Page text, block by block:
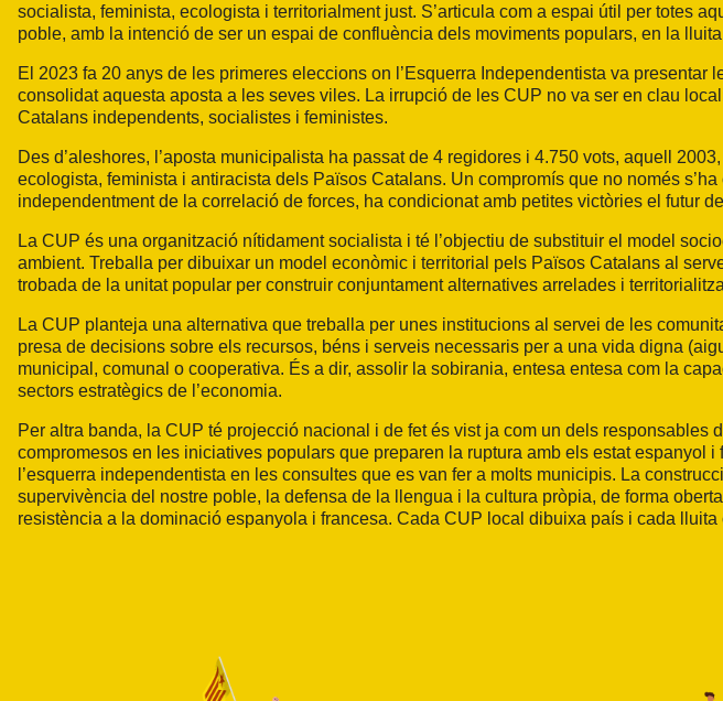
socialista, feminista, ecologista i territorialment just. S’articula com a espai útil per totes
poble, amb la intenció de ser un espai de confluència dels moviments populars, en la
El 2023 fa 20 anys de les primeres eleccions on l’Esquerra Independentista va
consolidat aquesta aposta a les seves viles. La irrupció de les CUP no va ser en clau
Catalans independents, socialistes i feministes.
Des d’aleshores, l’aposta municipalista ha passat de 4 regidores i 4.750 vots, aquell
ecologista, feminista i antiracista dels Països Catalans. Un compromís que no només
independentment de la correlació de forces, ha condicionat amb petites victòries el futur
La CUP és una organització nítidament socialista i té l’objectiu de substituir el model
ambient. Treballa per dibuixar un model econòmic i territorial pels Països Catalans al
trobada de la unitat popular per construir conjuntament alternatives arrelades i
La CUP planteja una alternativa que treballa per unes institucions al servei de les
presa de decisions sobre els recursos, béns i serveis necessaris per a una vida digna
municipal, comunal o cooperativa. És a dir, assolir la sobirania, entesa entesa com la
sectors estratègics de l’economia.
Per altra banda, la CUP té projecció nacional i de fet és vist ja com un dels
compromesos en les iniciatives populars que preparen la ruptura amb els estat
l’esquerra independentista en les consultes que es van fer a molts municipis. La
supervivència del nostre poble, la defensa de la llengua i la cultura pròpia, de forma
resistència a la dominació espanyola i francesa. Cada CUP local dibuixa país i cada